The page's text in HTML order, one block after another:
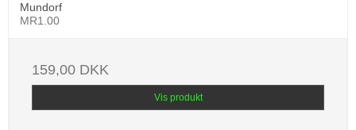
Mundorf
MR1.00
159,00 DKK
Vis produkt